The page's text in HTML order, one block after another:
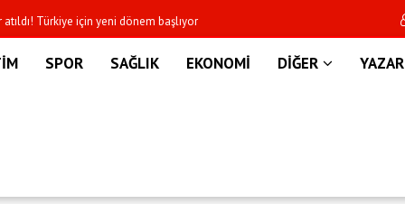
KÖLN KENTİNDE ŞAMPİYONLUK KEMERİNİ KORUMAK Dünya Kupası
SPOR SAĞLIK EKONOMİ DİĞER